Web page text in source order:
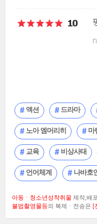
액션 드라마
노아 엠머리히 마
교육 비상사태
언어체계 나바호
아동ㆍ청소년성착취물 제작,배
불법촬영물등의 복제ㆍ전송은 [